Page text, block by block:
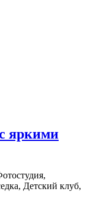
яркими
Детский клуб,